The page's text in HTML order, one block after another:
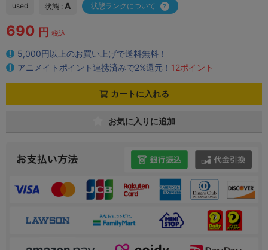
used 状態 : A 状態ランクについて
690 円 税込
5,000円以上のお買い上げで送料無料！
アニメイトポイント連携済みで2%還元！ 12ポイント
カートに入れる
お気に入りに追加